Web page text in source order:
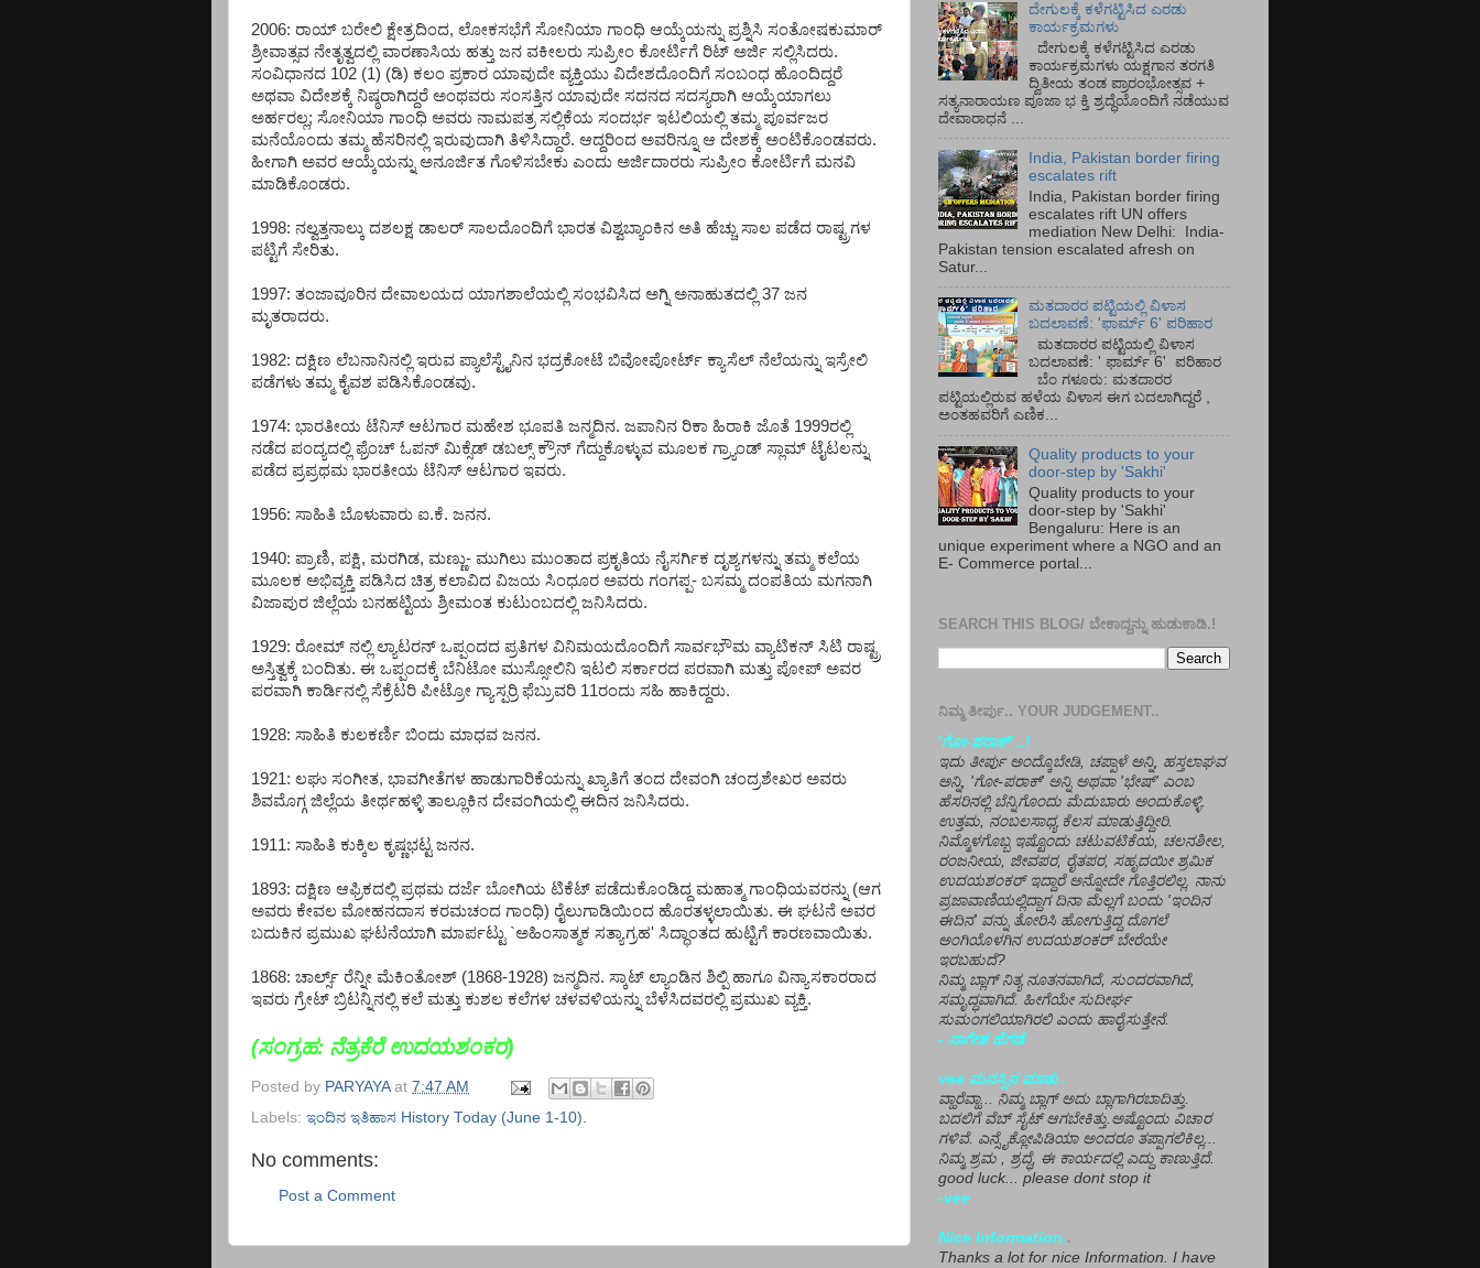
2006: ರಾಯ್ ಬರೇಲಿ ಕ್ಷೇತ್ರದಿಂದ, ಲೋಕಸಭೆಗೆ ಸೋನಿಯಾ ಗಾಂಧಿ ಆಯ್ಕೆಯನ್ನು ಪ್ರಶ್ನಿಸಿ ಸಂತೋಷಕುಮಾರ್
ಶ್ರೀವಾತ್ಸವ ನೇತೃತ್ವದಲ್ಲಿ ವಾರಣಾಸಿಯ ಹತ್ತು ಜನ ವಕೀಲರು ಸುಪ್ರೀಂ ಕೋರ್ಟಿಗೆ ರಿಟ್ ಅರ್ಜಿ ಸಲ್ಲಿಸಿದರು.
ಸಂವಿಧಾನದ 102 (1) (ಡಿ) ಕಲಂ ಪ್ರಕಾರ ಯಾವುದೇ ವ್ಯಕ್ತಿಯು ವಿದೇಶದೊಂದಿಗೆ ಸಂಬಂಧ ಹೊಂದಿದ್ದರೆ
ಅಥವಾ ವಿದೇಶಕ್ಕೆ ನಿಷ್ಠರಾಗಿದ್ದರೆ ಅಂಥವರು ಸಂಸತ್ತಿನ ಯಾವುದೇ ಸದನದ ಸದಸ್ಯರಾಗಿ ಆಯ್ಕೆಯಾಗಲು
ಅರ್ಹರಲ್ಲ; ಸೋನಿಯಾ ಗಾಂಧಿ ಅವರು ನಾಮಪತ್ರ ಸಲ್ಲಿಕೆಯ ಸಂದರ್ಭ ಇಟಲಿಯಲ್ಲಿ ತಮ್ಮ ಪೂರ್ವಜರ
ಮನೆಯೊಂದು ತಮ್ಮ ಹೆಸರಿನಲ್ಲಿ ಇರುವುದಾಗಿ ತಿಳಿಸಿದ್ದಾರೆ. ಆದ್ದರಿಂದ ಅವರಿನ್ನೂ ಆ ದೇಶಕ್ಕೆ ಅಂಟಿಕೊಂಡವರು.
ಹೀಗಾಗಿ ಅವರ ಆಯ್ಕೆಯನ್ನು ಅನೂರ್ಜಿತ ಗೊಳಿಸಬೇಕು ಎಂದು ಅರ್ಜಿದಾರರು ಸುಪ್ರೀಂ ಕೋರ್ಟಿಗೆ ಮನವಿ
ಮಾಡಿಕೊಂಡರು.
1998: ನಲ್ವತ್ತನಾಲ್ಕು ದಶಲಕ್ಷ ಡಾಲರ್ ಸಾಲದೊಂದಿಗೆ ಭಾರತ ವಿಶ್ವಬ್ಯಾಂಕಿನ ಅತಿ ಹೆಚ್ಚು ಸಾಲ ಪಡೆದ ರಾಷ್ಟ್ರಗಳ
ಪಟ್ಟಿಗೆ ಸೇರಿತು.
1997: ತಂಜಾವೂರಿನ ದೇವಾಲಯದ ಯಾಗಶಾಲೆಯಲ್ಲಿ ಸಂಭವಿಸಿದ ಅಗ್ನಿ ಅನಾಹುತದಲ್ಲಿ 37 ಜನ
ಮೃತರಾದರು.
1982: ದಕ್ಷಿಣ ಲೆಬನಾನಿನಲ್ಲಿ ಇರುವ ಪ್ಯಾಲೆಸ್ಟೈನಿನ ಭದ್ರಕೋಟೆ ಬಿವೋಪೋರ್ಟ್ ಕ್ಯಾಸೆಲ್ ನೆಲೆಯನ್ನು ಇಸ್ರೇಲಿ
ಪಡೆಗಳು ತಮ್ಮ ಕೈವಶ ಪಡಿಸಿಕೊಂಡವು.
1974: ಭಾರತೀಯ ಟೆನಿಸ್ ಆಟಗಾರ ಮಹೇಶ ಭೂಪತಿ ಜನ್ಮದಿನ. ಜಪಾನಿನ ರಿಕಾ ಹಿರಾಕಿ ಜೊತೆ 1999ರಲ್ಲಿ
ನಡೆದ ಪಂದ್ಯದಲ್ಲಿ ಫ್ರೆಂಚ್ ಓಪನ್ ಮಿಕ್ಸೆಡ್ ಡಬಲ್ಸ್ ಕ್ರೌನ್ ಗೆದ್ದುಕೊಳ್ಳುವ ಮೂಲಕ ಗ್ರ್ಯಾಂಡ್ ಸ್ಲಾಮ್ ಟೈಟಲನ್ನು
ಪಡೆದ ಪ್ರಪ್ರಥಮ ಭಾರತೀಯ ಟೆನಿಸ್ ಆಟಗಾರ ಇವರು.
1956: ಸಾಹಿತಿ ಬೊಳುವಾರು ಐ.ಕೆ. ಜನನ.
1940: ಪ್ರಾಣಿ, ಪಕ್ಷಿ, ಮರಗಿಡ, ಮಣ್ಣು- ಮುಗಿಲು ಮುಂತಾದ ಪ್ರಕೃತಿಯ ನೈಸರ್ಗಿಕ ದೃಶ್ಯಗಳನ್ನು ತಮ್ಮ ಕಲೆಯ
ಮೂಲಕ ಅಭಿವ್ಯಕ್ತಿ ಪಡಿಸಿದ ಚಿತ್ರ ಕಲಾವಿದ ವಿಜಯ ಸಿಂಧೂರ ಅವರು ಗಂಗಪ್ಪ- ಬಸಮ್ಮ ದಂಪತಿಯ ಮಗನಾಗಿ
ವಿಜಾಪುರ ಜಿಲ್ಲೆಯ ಬನಹಟ್ಟಿಯ ಶ್ರೀಮಂತ ಕುಟುಂಬದಲ್ಲಿ ಜನಿಸಿದರು.
1929: ರೋಮ್ ನಲ್ಲಿ ಲ್ಯಾಟರನ್ ಒಪ್ಪಂದದ ಪ್ರತಿಗಳ ವಿನಿಮಯದೊಂದಿಗೆ ಸಾರ್ವಭೌಮ ವ್ಯಾಟಿಕನ್ ಸಿಟಿ ರಾಷ್ಟ್ರ
ಅಸ್ತಿತ್ವಕ್ಕೆ ಬಂದಿತು. ಈ ಒಪ್ಪಂದಕ್ಕೆ ಬೆನಿಟೋ ಮುಸ್ಸೋಲಿನಿ ಇಟಲಿ ಸರ್ಕಾರದ ಪರವಾಗಿ ಮತ್ತು ಪೋಪ್ ಅವರ
ಪರವಾಗಿ ಕಾರ್ಡಿನಲ್ಲಿ ಸೆಕ್ರೆಟರಿ ಪೀಟ್ರೋ ಗ್ಯಾಸ್ಪರ್ರಿ ಫೆಬ್ರುವರಿ 11ರಂದು ಸಹಿ ಹಾಕಿದ್ದರು.
1928: ಸಾಹಿತಿ ಕುಲಕರ್ಣಿ ಬಿಂದು ಮಾಧವ ಜನನ.
1921: ಲಘು ಸಂಗೀತ, ಭಾವಗೀತೆಗಳ ಹಾಡುಗಾರಿಕೆಯನ್ನು ಖ್ಯಾತಿಗೆ ತಂದ ದೇವಂಗಿ ಚಂದ್ರಶೇಖರ ಅವರು
ಶಿವಮೊಗ್ಗ ಜಿಲ್ಲೆಯ ತೀರ್ಥಹಳ್ಳಿ ತಾಲ್ಲೂಕಿನ ದೇವಂಗಿಯಲ್ಲಿ ಈದಿನ ಜನಿಸಿದರು.
1911: ಸಾಹಿತಿ ಕುಕ್ಕಿಲ ಕೃಷ್ಣಭಟ್ಟ ಜನನ.
1893: ದಕ್ಷಿಣ ಆಫ್ರಿಕದಲ್ಲಿ ಪ್ರಥಮ ದರ್ಜೆ ಬೋಗಿಯ ಟಿಕೆಟ್ ಪಡೆದುಕೊಂಡಿದ್ದ ಮಹಾತ್ಮ ಗಾಂಧಿಯವರನ್ನು (ಆಗ
ಅವರು ಕೇವಲ ಮೋಹನದಾಸ ಕರಮಚಂದ ಗಾಂಧಿ) ರೈಲುಗಾಡಿಯಿಂದ ಹೊರತಳ್ಳಲಾಯಿತು. ಈ ಘಟನೆ ಅವರ
ಬದುಕಿನ ಪ್ರಮುಖ ಘಟನೆಯಾಗಿ ಮಾರ್ಪಟ್ಟು `ಅಹಿಂಸಾತ್ಮಕ ಸತ್ಯಾಗ್ರಹ' ಸಿದ್ಧಾಂತದ ಹುಟ್ಟಿಗೆ ಕಾರಣವಾಯಿತು.
1868: ಚಾರ್ಲ್ಸ್ ರೆನ್ನೀ ಮೆಕಿಂತೋಶ್ (1868-1928) ಜನ್ಮದಿನ. ಸ್ಕಾಟ್ ಲ್ಯಾಂಡಿನ ಶಿಲ್ಪಿ ಹಾಗೂ ವಿನ್ಯಾಸಕಾರರಾದ
ಇವರು ಗ್ರೇಟ್ ಬ್ರಿಟನ್ನಿನಲ್ಲಿ ಕಲೆ ಮತ್ತು ಕುಶಲ ಕಲೆಗಳ ಚಳವಳಿಯನ್ನು ಬೆಳೆಸಿದವರಲ್ಲಿ ಪ್ರಮುಖ ವ್ಯಕ್ತಿ.
(ಸಂಗ್ರಹ: ನೆತ್ರಕೆರೆ ಉದಯಶಂಕರ)
Posted by PARYAYA at 7:47 AM
Labels: ಇಂದಿನ ಇತಿಹಾಸ History Today (June 1-10).
No comments:
Post a Comment
ದೇಗುಲಕ್ಕೆ ಕಳೆಗಟ್ಟಿಸಿದ ಎರಡು
ಕಾರ್ಯಕ್ರಮಗಳು
ದೇಗುಲಕ್ಕೆ ಕಳೆಗಟ್ಟಿಸಿದ ಎರಡು
ಕಾರ್ಯಕ್ರಮಗಳು ಯಕ್ಷಗಾನ ತರಗತಿ
ದ್ವಿತೀಯ ತಂಡ ಪ್ರಾರಂಭೋತ್ಸವ +
ಸತ್ಯನಾರಾಯಣ ಪೂಜಾ ಭ ಕ್ತಿ ಶ್ರದ್ಧೆಯೊಂದಿಗೆ ನಡೆಯುವ
ದೇವಾರಾಧನೆ ...
India, Pakistan border firing
escalates rift
India, Pakistan border firing
escalates rift UN offers
mediation New Delhi: India-
Pakistan tension escalated afresh on
Satur...
ಮತದಾರರ ಪಟ್ಟಿಯಲ್ಲಿ ವಿಳಾಸ
ಬದಲಾವಣೆ: 'ಫಾರ್ಮ್ 6' ಪರಿಹಾರ
ಮತದಾರರ ಪಟ್ಟಿಯಲ್ಲಿ ವಿಳಾಸ
ಬದಲಾವಣೆ: ' ಫಾರ್ಮ್ 6' ಪರಿಹಾರ
ಬೆಂ ಗಳೂರು: ಮತದಾರರ
ಪಟ್ಟಿಯಲ್ಲಿರುವ ಹಳೆಯ ವಿಳಾಸ ಈಗ ಬದಲಾಗಿದ್ದರೆ ,
ಅಂತಹವರಿಗೆ ಎಣಿಕ...
Quality products to your
door-step by 'Sakhi'
Quality products to your
door-step by 'Sakhi'
Bengaluru: Here is an
unique experiment where a NGO and an
E- Commerce portal...
SEARCH THIS BLOG/ ಬೇಕಾದ್ದನ್ನು ಹುಡುಕಾಡಿ.!
ನಿಮ್ಮ ತೀರ್ಪು.. YOUR JUDGEMENT..
'ಗೋ-ಪರಾಕ್' ..!
ಇದು ತೀರ್ಪು ಅಂದ್ಕೊಬೇಡಿ, ಚಪ್ಪಾಳೆ ಅನ್ನಿ, ಹಸ್ತಲಾಘವ
ಅನ್ನಿ, 'ಗೋ-ಪರಾಕ್' ಅನ್ನಿ ಅಥವಾ 'ಭೇಷ್' ಎಂಬ
ಹೆಸರಿನಲ್ಲಿ ಬೆನ್ನಿಗೊಂದು ಮೆದುಬಾರು ಅಂದುಕೊಳ್ಳಿ.
ಉತ್ತಮ, ನಂಬಲಸಾಧ್ಯ ಕೆಲಸ ಮಾಡುತ್ತಿದ್ದೀರಿ.
ನಿಮ್ಮೊಳಗೊಬ್ಬ ಇಷ್ಟೊಂದು ಚಟುವಟಿಕೆಯ, ಚಲನಶೀಲ,
ರಂಜನೀಯ, ಜೀವಪರ, ರೈತಪರ, ಸಹೃದಯೀ ಶ್ರಮಿಕ
ಉದಯಶಂಕರ್ ಇದ್ದಾರೆ ಅನ್ನೋದೇ ಗೊತ್ತಿರಲಿಲ್ಲ. ನಾನು
ಪ್ರಜಾವಾಣಿಯಲ್ಲಿದ್ದಾಗ ದಿನಾ ಮೆಲ್ಲಗೆ ಬಂದು 'ಇಂದಿನ
ಈದಿನ' ವನ್ನು ತೋರಿಸಿ ಹೋಗುತ್ತಿದ್ದ ದೊಗಲೆ
ಅಂಗಿಯೊಳಗಿನ ಉದಯಶಂಕರ್ ಬೇರೆಯೇ
ಇರಬಹುದೆ?
ನಿಮ್ಮ ಬ್ಲಾಗ್ ನಿತ್ಯ ನೂತನವಾಗಿದೆ, ಸುಂದರವಾಗಿದೆ,
ಸಮೃದ್ಧವಾಗಿದೆ. ಹೀಗೆಯೇ ಸುದೀರ್ಘ
ಸುಮಂಗಲಿಯಾಗಿರಲಿ ಎಂದು ಹಾರೈಸುತ್ತೇನೆ.
- ನಾಗೇಶ ಹೆಗಡೆ
vee ಮನಸ್ಸಿನ ಮಾತು .
ವ್ಹಾರೆವ್ಹಾ... ನಿಮ್ಮ ಬ್ಲಾಗ್ ಅದು ಬ್ಲಾಗಾಗಿರಬಾದಿತ್ತು.
ಬದಲಿಗೆ ವೆಬ್ ಸೈಟ್ ಆಗಬೇಕಿತ್ತು.ಅಷ್ಟೊಂದು ವಿಚಾರ
ಗಳಿವೆ. ಎನ್ಸೈಕ್ಲೋಪಿಡಿಯಾ ಅಂದರೂ ತಪ್ಪಾಗಲಿಕಿಲ್ಲ...
ನಿಮ್ಮ ಶ್ರಮ , ಶ್ರದ್ಧೆ, ಈ ಕಾರ್ಯದಲ್ಲಿ ಎದ್ದು ಕಾಣುತ್ತಿದೆ.
good luck... please dont stop it
-vee
Nice Information..
Thanks a lot for nice Information. I have